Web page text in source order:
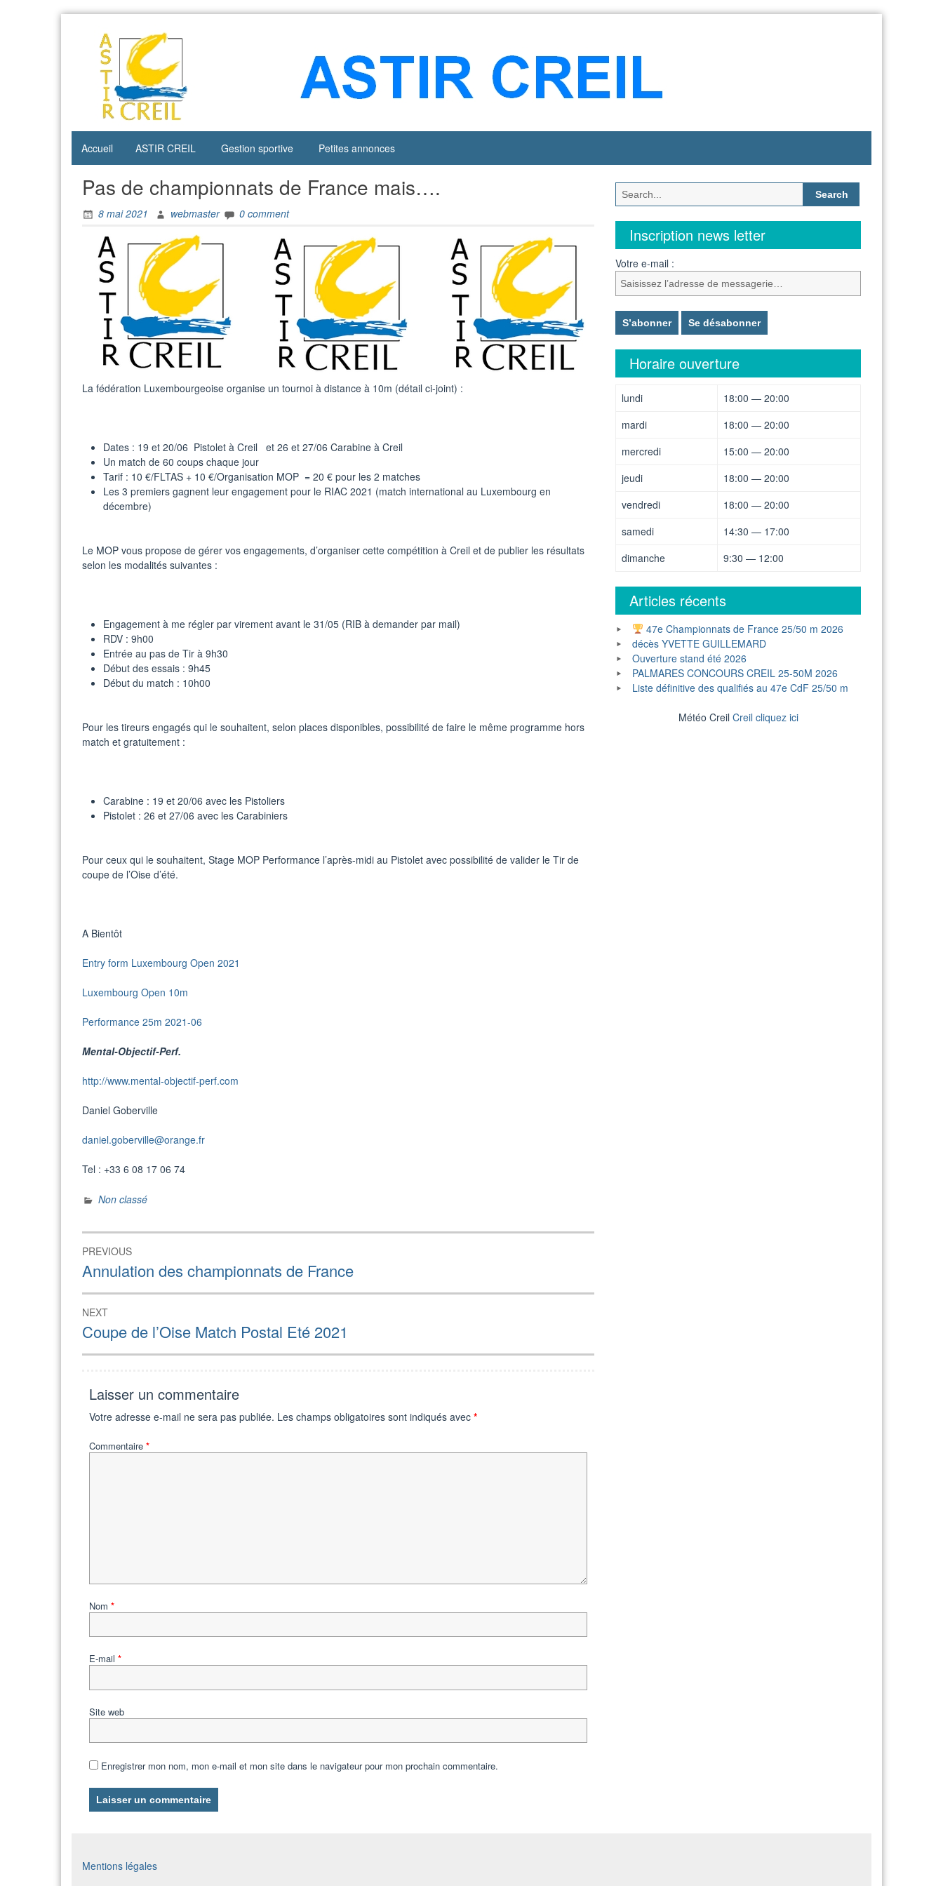
Accueil ASTIR CREIL Gestion sportive Petites annonces
Pas de championnats de France mais….
8 mai 2021 webmaster 0 comment
La fédération Luxembourgeoise organise un tournoi à distance à 10m (détail ci-joint) :
Dates : 19 et 20/06 Pistolet à Creil et 26 et 27/06 Carabine à Creil
Un match de 60 coups chaque jour
Tarif : 10 €/FLTAS + 10 €/Organisation MOP = 20 € pour les 2 matches
Les 3 premiers gagnent leur engagement pour le RIAC 2021 (match international au Luxembourg en
décembre)
Le MOP vous propose de gérer vos engagements, d’organiser cette compétition à Creil et de publier les résultats
selon les modalités suivantes :
Engagement à me régler par virement avant le 31/05 (RIB à demander par mail)
RDV : 9h00
Entrée au pas de Tir à 9h30
Début des essais : 9h45
Début du match : 10h00
Pour les tireurs engagés qui le souhaitent, selon places disponibles, possibilité de faire le même programme hors
match et gratuitement :
Carabine : 19 et 20/06 avec les Pistoliers
Pistolet : 26 et 27/06 avec les Carabiniers
Pour ceux qui le souhaitent, Stage MOP Performance l’après-midi au Pistolet avec possibilité de valider le Tir de
coupe de l’Oise d’été.
A Bientôt
Entry form Luxembourg Open 2021
Luxembourg Open 10m
Performance 25m 2021-06
Mental-Objectif-Perf.
http://www.mental-objectif-perf.com
Daniel Goberville
daniel.goberville@orange.fr
Tel : +33 6 08 17 06 74
Non classé
Navigation
de
l’article
PREVIOUS
Previous
post:
Annulation des championnats de France
NEXT
Next
post:
Coupe de l’Oise Match Postal Eté 2021
Laisser un commentaire
Votre adresse e-mail ne sera pas publiée. Les champs obligatoires sont indiqués avec *
Commentaire *
Nom *
E-mail *
Site web
Enregistrer mon nom, mon e-mail et mon site dans le navigateur pour mon prochain commentaire.
Search
for:
Inscription news letter
Votre e-mail :
Horaire ouverture
lundi
18:00 — 20:00
mardi
18:00 — 20:00
mercredi
15:00 — 20:00
jeudi
18:00 — 20:00
vendredi
18:00 — 20:00
samedi
14:30 — 17:00
dimanche
9:30 — 12:00
Articles récents
47e Championnats de France 25/50 m 2026
décès YVETTE GUILLEMARD
Ouverture stand été 2026
PALMARES CONCOURS CREIL 25-50M 2026
Liste définitive des qualifiés au 47e CdF 25/50 m
Météo Creil Creil cliquez ici
Mentions légales